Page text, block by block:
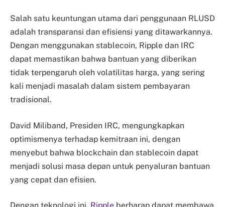
Salah satu keuntungan utama dari penggunaan RLUSD
adalah transparansi dan efisiensi yang ditawarkannya.
Dengan menggunakan stablecoin, Ripple dan IRC
dapat memastikan bahwa bantuan yang diberikan
tidak terpengaruh oleh volatilitas harga, yang sering
kali menjadi masalah dalam sistem pembayaran
tradisional.
David Miliband, Presiden IRC, mengungkapkan
optimismenya terhadap kemitraan ini, dengan
menyebut bahwa blockchain dan stablecoin dapat
menjadi solusi masa depan untuk penyaluran bantuan
yang cepat dan efisien.